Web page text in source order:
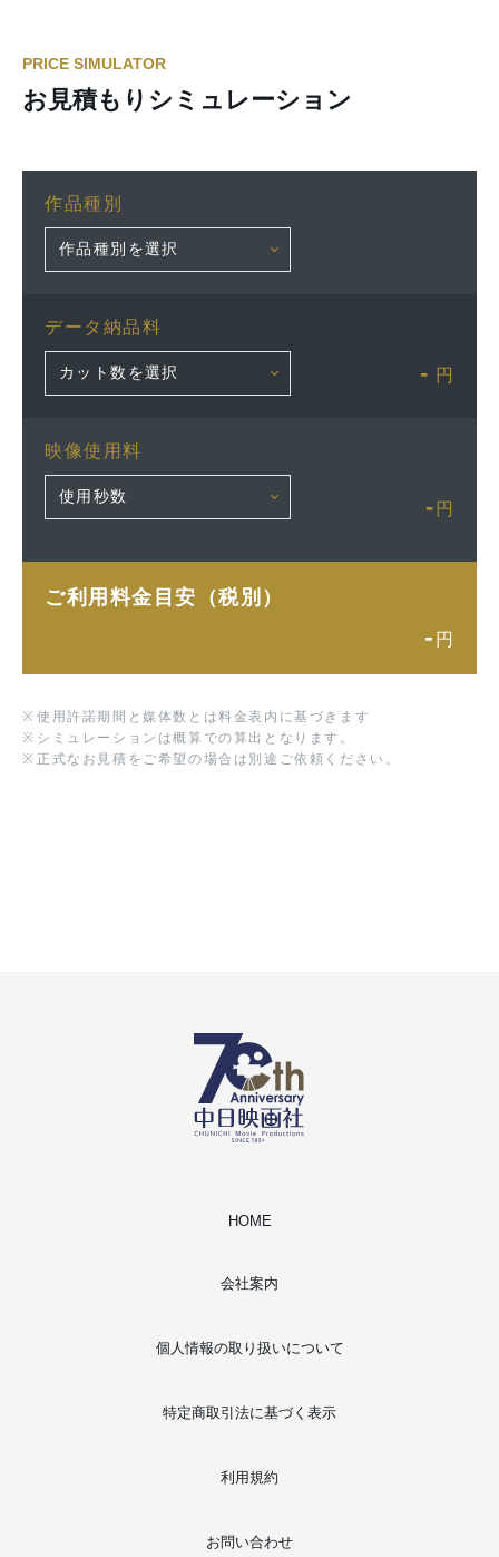
PRICE SIMULATOR
お見積もりシミュレーション
作品種別
データ納品料
- 円
映像使用料
- 円
ご利用料金目安（税別）
- 円
※ 使用許諾期間と媒体数とは料金表内に基づきます
※ シミュレーションは概算での算出となります。
※ 正式なお見積をご希望の場合は別途ご依頼ください。
HOME
会社案内
個人情報の取り扱いについて
特定商取引法に基づく表示
利用規約
お問い合わせ